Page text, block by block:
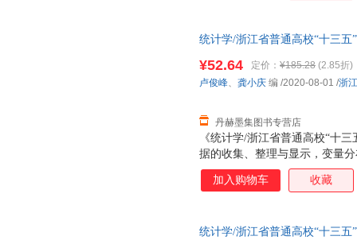
通高校“十三五”新形态教材项
分析实例，帮助读者明白知识“
浙江省普通高校“十三五”新形
统计学/浙江省普通高校“十三
《统计学/浙江省普通高校“十
据的收集、整理与显示，变量
回归分析，时间数列分析和统
足独立院校培养高水平应用型
通高校“十三五”新形态教材项
¥52.64 定价： ¥185.28 (2.85折)
丹赫墨集图书专营店
卢俊峰、 龚小庆 编 /2020-08-01 /浙
加入购物车 收藏
统计学/浙江省普通高校“十三